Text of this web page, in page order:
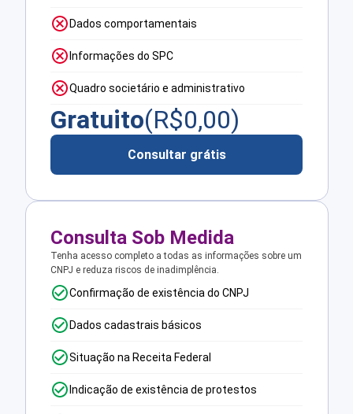
Dados comportamentais
Informações do SPC
Quadro societário e administrativo
Gratuito(R$0,00)
Consultar grátis
Consulta Sob Medida
Tenha acesso completo a todas as informações sobre um
CNPJ e reduza riscos de inadimplência.
Confirmação de existência do CNPJ
Dados cadastrais básicos
Situação na Receita Federal
Indicação de existência de protestos